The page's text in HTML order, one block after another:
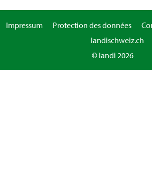
Impressum Protection des données
landischweiz.ch
© landi 2026